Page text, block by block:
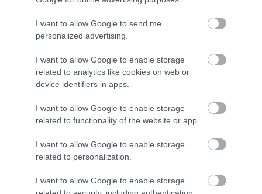
I want to allow Google to send me
personalized advertising.
I want to allow Google to enable storage
related to analytics like cookies on web or
device identifiers in apps.
I want to allow Google to enable storage
related to functionality of the website or app.
I want to allow Google to enable storage
related to personalization.
I want to allow Google to enable storage
politikailag a TISZA irányába köteleződött el,
2025 óta pedig rendszeresen fogalmaz meg
kormánykritikus véleményeket a közösségi
médiában.
Egy kampányban idézett bejegyzésében,
amiben a (korábban az ország többi
választókerületéhez hasonlóan megrendezett)
előválasztás helyi jelöltjeiről fogalmazott meg
álláspontot. A teljes szöveg nem általánosító
vagy kirekesztő állításként értelmezhető,